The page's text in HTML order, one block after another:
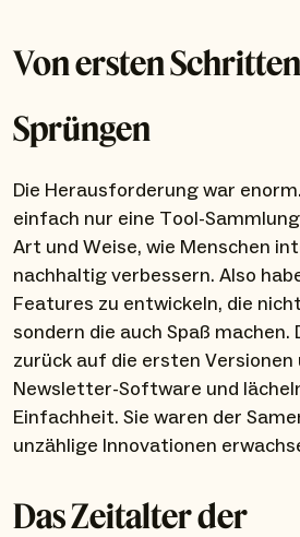
Von ersten
Sprüngen
Die Herausforderung war
einfach nur eine Tool-
Art und Weise, wie Menschen
nachhaltig verbessern. Also
Features zu entwickeln, die
sondern die auch Spaß machen.
zurück auf die ersten Versionen
Newsletter-Software und
Einfachheit. Sie waren der
unzählige Innovationen
Das Zeitalter der